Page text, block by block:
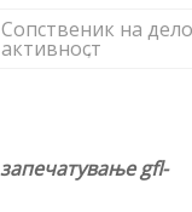
Сопственик на
активност
,
gfl-